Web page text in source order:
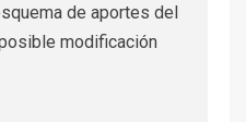
de aportes del
modificación